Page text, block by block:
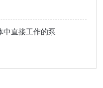
中直接工作的泵